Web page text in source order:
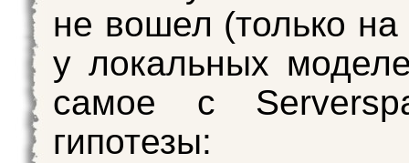
не вошел (только
у локальных
самое с
гипотезы: